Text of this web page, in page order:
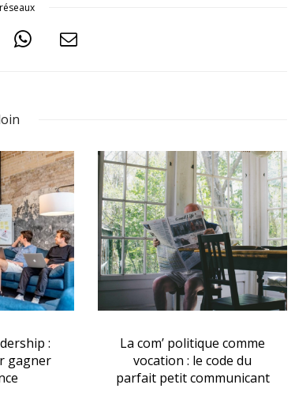
:
gagner
La com’ politique comme
vocation : le code du
parfait petit communicant